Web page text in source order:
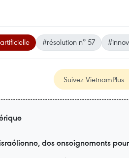
#résolution n° 57
Suivez VietnamPlus
des enseignements